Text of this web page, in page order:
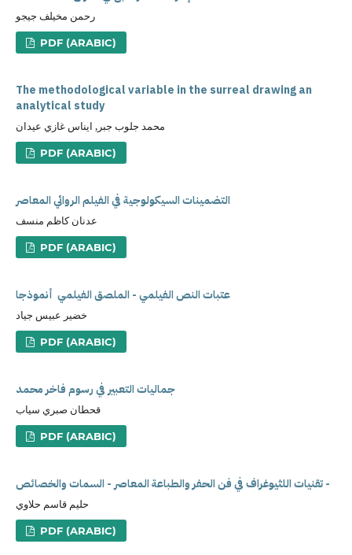
رحمن مخيلف جيجو
PDF (ARABIC)
The methodological variable in the surreal drawing an
analytical study
محمد جلوب جبر, ايناس غازي عيدان
PDF (ARABIC)
التضمينات السيكولوجية في الفيلم الروائي المعاصر
عدنان كاظم منسف
PDF (ARABIC)
عتبات النص الفيلمي - الملصق الفيلمي أنموذجا
خضير عبيس جياد
PDF (ARABIC)
جماليات التعبير في رسوم فاخر محمد
قحطان صبري سياب
PDF (ARABIC)
تقنيات اللثيوغراف في فن الحفر والطباعة المعاصر - السمات والخصائص -
حليم قاسم حلاوي
PDF (ARABIC)